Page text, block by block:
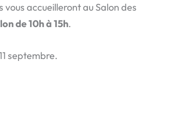
accueilleront au Salon des
de 10h à 15h.
septembre.